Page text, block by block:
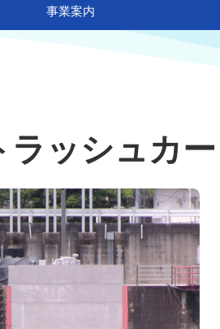
事業案内
アーム付トラッシュカー
ラッシュカー